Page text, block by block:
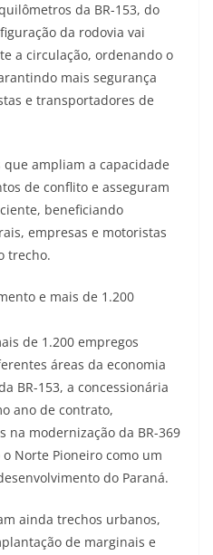
da BR-153, do
da rodovia vai
a circulação, ordenando o
mais segurança
e transportadores de
ampliam a capacidade
de conflito e asseguram
beneficiando
empresas e motoristas
trecho.
e mais de 1.200
de 1.200 empregos
áreas da economia
BR-153, a concessionária
ano de contrato,
na modernização da BR-369
Norte Pioneiro como um
do Paraná.
ainda trechos urbanos,
de marginais e